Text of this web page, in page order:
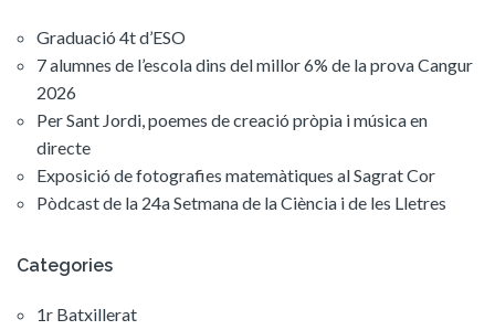
Graduació 4t d’ESO
7 alumnes de l’escola dins del millor 6% de la prova Cangur
2026
Per Sant Jordi, poemes de creació pròpia i música en
directe
Exposició de fotografies matemàtiques al Sagrat Cor
Pòdcast de la 24a Setmana de la Ciència i de les Lletres
Categories
1r Batxillerat